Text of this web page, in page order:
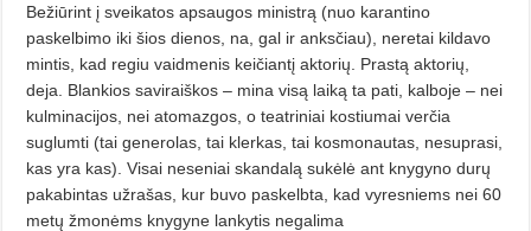
Bežiūrint į sveikatos apsaugos ministrą (nuo karantino
paskelbimo iki šios dienos, na, gal ir anksčiau), neretai kildavo
mintis, kad regiu vaidmenis keičiantį aktorių. Prastą aktorių,
deja. Blankios saviraiškos – mina visą laiką ta pati, kalboje – nei
kulminacijos, nei atomazgos, o teatriniai kostiumai verčia
suglumti (tai generolas, tai klerkas, tai kosmonautas, nesuprasi,
kas yra kas). Visai neseniai skandalą sukėlė ant knygyno durų
pakabintas užrašas, kur buvo paskelbta, kad vyresniems nei 60
metų žmonėms knygyne lankytis negalima